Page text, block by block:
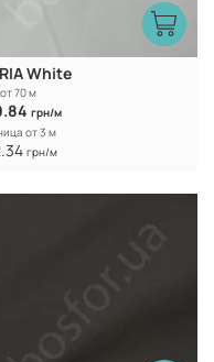
White
70 м
грн/м
от 3 м
грн/м